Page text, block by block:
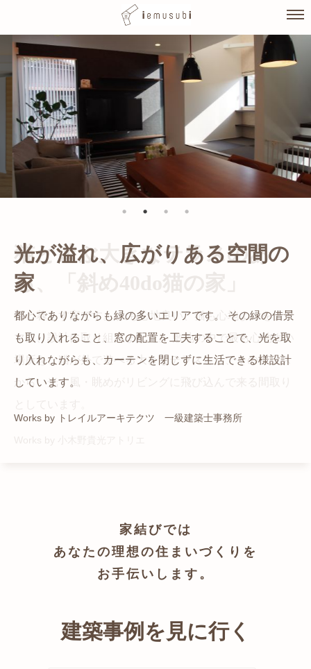
Skip
content
猫と暮らす家です。 人も心地良い、猫も心地よいをテー
マに、設計に取り組みました。 敷地の中で最も心地よい
場所を、猫が外で遊べる大きなテラスとし、そのテラス
から、光・風・眺めがリビングに飛び込んで来る間取り
光が溢れ、広がりある空間の
家
都心でありながらも緑の多いエリアです。 その緑の借景
も取り入れること、窓の配置を工夫することで、光を取
り入れながらも、カーテンを閉じずに生活できる様設計
しています。
Works by トレイルアーキテクツ 一級建築士事務所
自然の中の岩山を切り開いて造った、ワイルドなゲスト
ハウスをイメージした空間が広がる都市型住宅です。
かつての機織り工場が、その趣を残しつつ孫世帯の住居
へと蘇りました。
家結びでは
あなたの理想の住まいづくりを
お手伝いします。
建築事例を見に行く